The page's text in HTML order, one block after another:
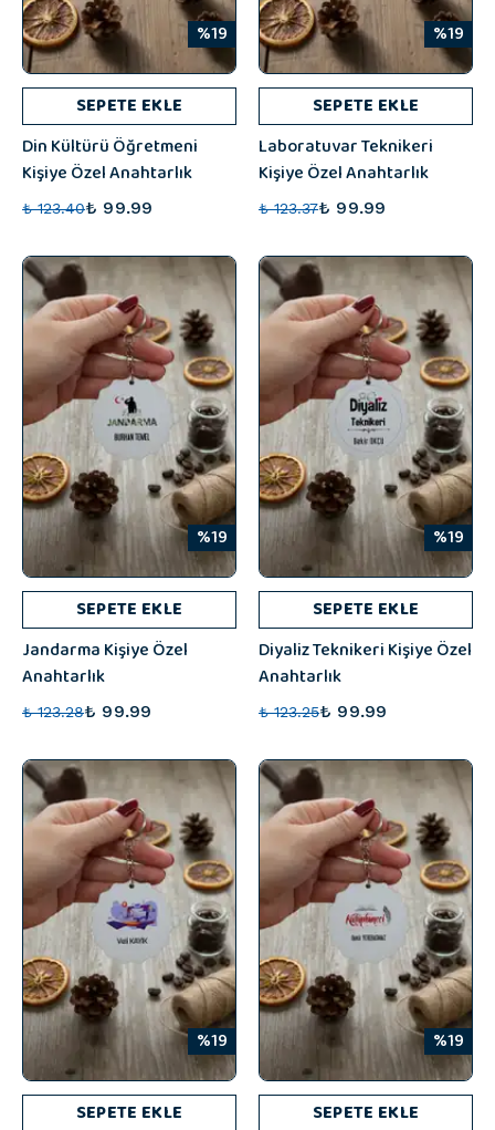
%19
SEPETE EKLE
Din Kültürü Öğretmeni
Kişiye Özel Anahtarlık
₺ 123.40₺ 99.99
%19
SEPETE EKLE
Laboratuvar Teknikeri
Kişiye Özel Anahtarlık
₺ 123.37₺ 99.99
%19
SEPETE EKLE
Jandarma Kişiye Özel
Anahtarlık
₺ 123.28₺ 99.99
%19
SEPETE EKLE
Diyaliz Teknikeri Kişiye Özel
Anahtarlık
₺ 123.25₺ 99.99
%19
SEPETE EKLE
%19
SEPETE EKLE